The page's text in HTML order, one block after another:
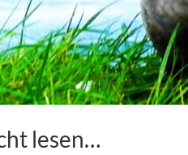
lesen…